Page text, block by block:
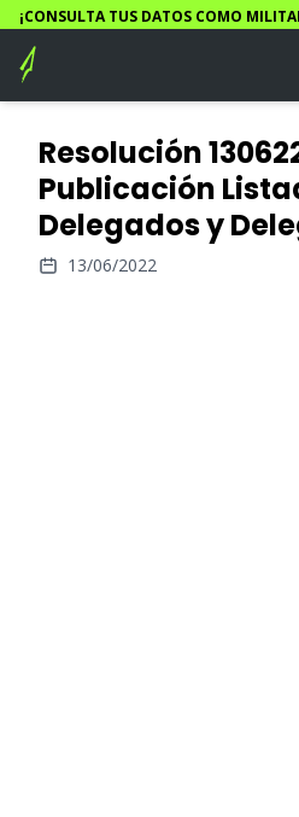
¡CONSULTA TUS DATOS COMO
Resolución
Publicación
Delegados y
13/06/2022